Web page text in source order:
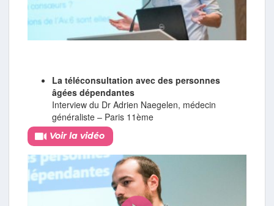
La téléconsultation avec des personnes
âgées dépendantes
Interview du Dr Adrien Naegelen, médecin
généraliste – Paris 11ème
Voir la vidéo